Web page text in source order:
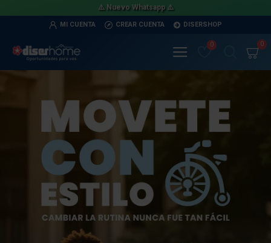
⚠️ Nuevo Whatsapp ⚠️
MI CUENTA CREAR CUENTA DISERSHOP
0 0